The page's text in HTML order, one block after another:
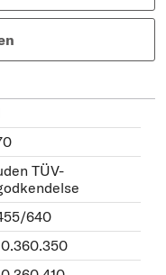
TÜV-
640